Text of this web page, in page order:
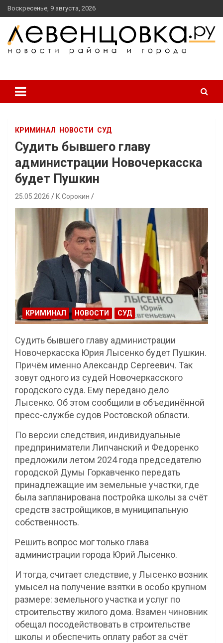
перейти
к
содержанию
Воскресенье, 9 августа, 2026
КРИМИНАЛ НОВОСТИ СУД
Судить бывшего главу
администрации Новочеркасска
будет Пушкин
25.05.2026 К.Сорокин
КРИМИНАЛ НОВОСТИ СУД
Судить бывшего главу администрации
Новочеркасска Юрия Лысенко будет Пушкин.
Причём именно Александр Сергеевич. Так
зовут одного из судей Новочеркасского
городского суда. Ему передано дело
Лысенко. Об этом сообщили в объединённой
пресс-службе судов Ростовской области.
По версии следствия, индивидуальные
предприниматели Липчанский и Федоренко
предложили летом 2024 года председателю
городской Думы Горкавченко передать
принадлежащие им земельные участки, где
была запланирована постройка школы за счёт
средств застройщиков, в муниципальную
собственность.
Решить вопрос мог только глава
администрации города Юрий Лысенко.
И тогда, считает следствие, у Лысенко возник
умысел на получение взятки в особо крупном
размере: земельного участка и услуг по
строительству жилого дома. Взамен чиновник
обещал посодействовать в строительстве
школы и обеспечить оплату работ за счёт